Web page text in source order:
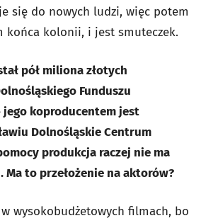
się do nowych ludzi, więc potem
końca kolonii, i jest smuteczek.
pół miliona złotych
Funduszu
jego koproducentem jest
Dolnośląskie Centrum
produkcja raczej nie ma
to przełożenie na aktorów?
wysokobudżetowych filmach, bo